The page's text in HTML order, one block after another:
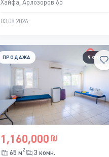
Хайфа, Арлозоров 65
03.08.2026
9 ФОТО
ПРОДАЖА
1,160,000
65 м2 3 комн.